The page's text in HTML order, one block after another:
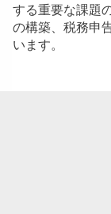
する重要な課題
の構築、税務申
います。